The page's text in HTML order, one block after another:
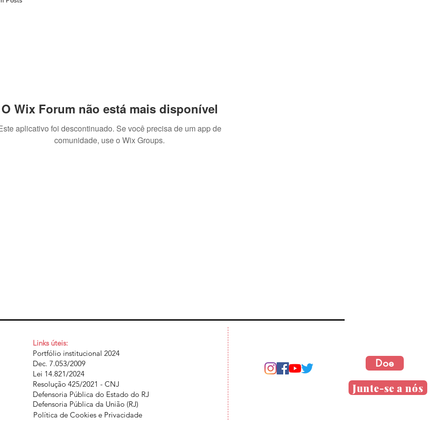
O Wix Forum não está mais disponível
aplicativo foi descontinuado. Se você precisa de um app de
comunidade, use o Wix Groups.
Links úteis:
Portfólio institucional 2024
Dec. 7.053/2009
Lei 14.821/2024
Resolução 425/2021 - CNJ
Defensoria Pública do Estado do RJ
Defensoria Pública da União (RJ)
Política de Cookies e Privacidade​​​
Doe
Junte-se a nós